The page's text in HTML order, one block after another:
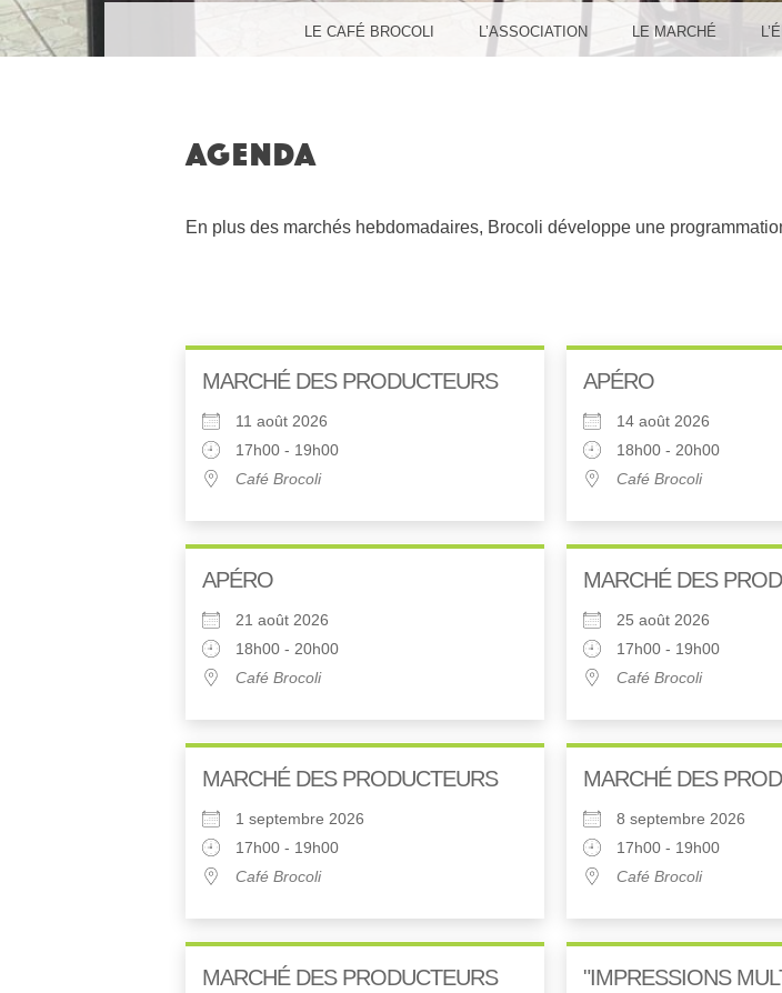
LE CAFÉ BROCOLI L’ASSOCIATION LE MARCHÉ
AGENDA
En plus des marchés hebdomadaires, Brocoli développe une
MARCHÉ DES PRODUCTEURS
11 août 2026
17h00 - 19h00
Café Brocoli
APÉRO
14 août 2026
18h00 - 20h00
Café Brocoli
APÉRO
21 août 2026
18h00 - 20h00
Café Brocoli
MARCHÉ DES
25 août 2026
17h00 - 19h00
Café Brocoli
MARCHÉ DES PRODUCTEURS
1 septembre 2026
17h00 - 19h00
Café Brocoli
MARCHÉ DES
8 septembre 2026
17h00 - 19h00
Café Brocoli
MARCHÉ DES PRODUCTEURS
"IMPRESSIONS